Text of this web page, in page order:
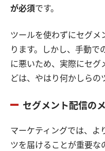
が必須です。
ツールを使わずにセグメ
ります。しかし、手動で
に悪いため、実際にセグ
どは、やはり何かしらの
セグメント配信の
マーケティングでは、よ
ツを届けることが重要な